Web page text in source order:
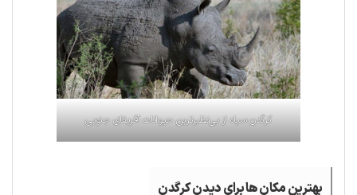
کرگدن سیاه از بی‌نظیرترین حیوانات آفریقای جنوبی
بهترین مکان ها برای دیدن کرگدن